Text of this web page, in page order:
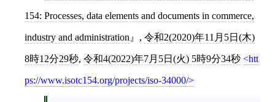
154: Processes, data elements and documents in commerce,
industry and administration , 令和2(2020)年11月5日(木)
8時12分29秒, 令和4(2022)年7月5日(火) 5時9分34秒 htt
ps://www.isotc154.org/projects/iso-34000/